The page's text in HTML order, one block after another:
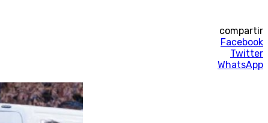
compartir
Facebook
Twitter
WhatsApp